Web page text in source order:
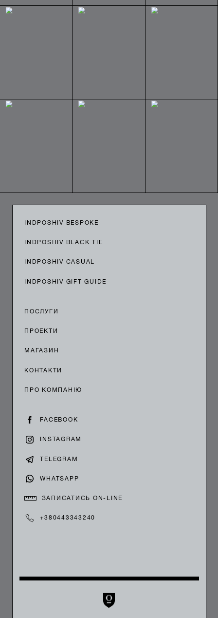
INDPOSHIV BESPOKE
INDPOSHIV BLACK TIE
INDPOSHIV CASUAL
INDPOSHIV GIFT GUIDE
ПОСЛУГИ
ПРОЕКТИ
МАГАЗИН
КОНТАКТИ
ПРО КОМПАНІЮ
FACEBOOK
INSTAGRAM
TELEGRAM
WHATSAPP
ЗАПИСАТИСЬ ON-LINE
+380443343240